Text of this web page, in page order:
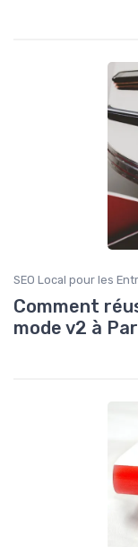
SEO Local pour les
Comment
mode v2 à